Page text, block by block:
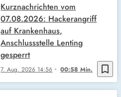
bookmark_border
7. Aug. 2026 14:56 00:58 Min.
Kurznachrichten vom
07.08.2026: Hackerangriff
auf Krankenhaus,
Anschlussstelle Lenting
gesperrt